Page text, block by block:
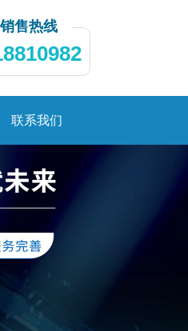
销售热线
联系我们